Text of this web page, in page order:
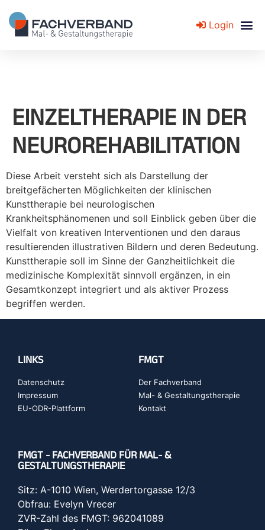
Login
EINZELTHERAPIE IN DER
NEUROREHABILITATION
Diese Arbeit versteht sich als Darstellung der
breitgefächerten Möglichkeiten der klinischen
Kunsttherapie bei neurologischen
Krankheitsphänomenen und soll Einblick geben über die
Vielfalt von kreativen Interventionen und den daraus
resultierenden illustrativen Bildern und deren Bedeutung.
Kunsttherapie soll im Sinne der Ganzheitlichkeit die
medizinische Komplexität sinnvoll ergänzen, in ein
Gesamtkonzept integriert und als aktiver Prozess
begriffen werden.
LINKS
Datenschutz
Impressum
EU-ODR-Plattform
FMGT
Der Fachverband
Mal- & Gestaltungstherapie
Kontakt
FMGT - FACHVERBAND FÜR MAL- &
GESTALTUNGSTHERAPIE
Sitz: A-1010 Wien, Werdertorgasse 12/3
Obfrau: Evelyn Vrecer
ZVR-Zahl des FMGT: 962041089